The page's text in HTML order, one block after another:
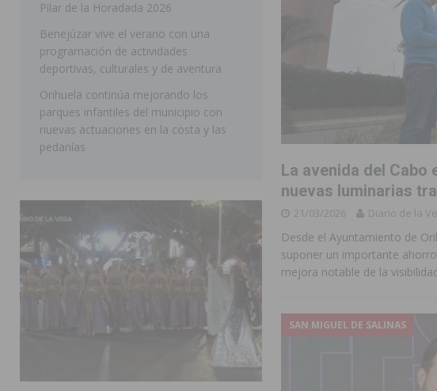
La avenida del Cabo
nuevas luminarias
21/03/2026 Diario de la
Desde el Ayuntamiento de
suponer un importante
mejora notable de la
SAN MIGUEL DE SALINAS
Pilar de la Horadada 2026
Benejúzar vive el verano con una
programación de actividades
deportivas, culturales y de aventura
Orihuela continúa mejorando los
parques infantiles del municipio con
nuevas actuaciones en la costa y las
pedanías